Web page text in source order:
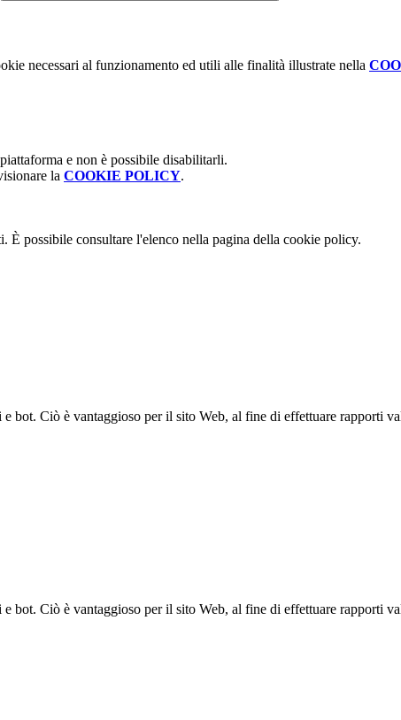
necessari al funzionamento ed utili alle finalità illustrate nella
e non è possibile disabilitarli.
la COOKIE POLICY.
È possibile consultare l'elenco nella pagina della cookie policy.
bot. Ciò è vantaggioso per il sito Web, al fine di effettuare rapporti
bot. Ciò è vantaggioso per il sito Web, al fine di effettuare rapporti